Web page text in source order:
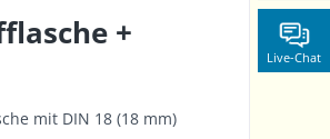
Live-Chat
+
mit DIN 18 (18 mm)